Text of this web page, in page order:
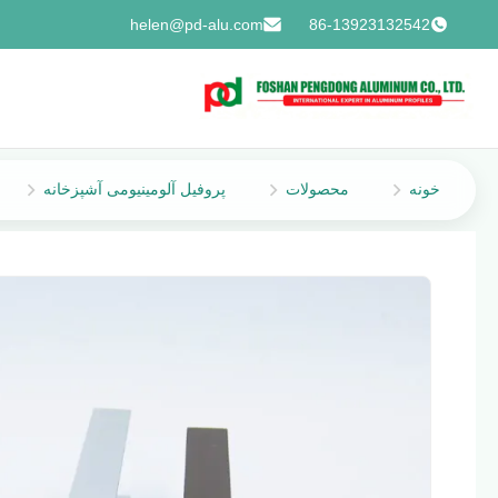
86-13923132542
helen@pd-alu.com
خونه محصولات پروفیل آلومینیومی آشپزخانه